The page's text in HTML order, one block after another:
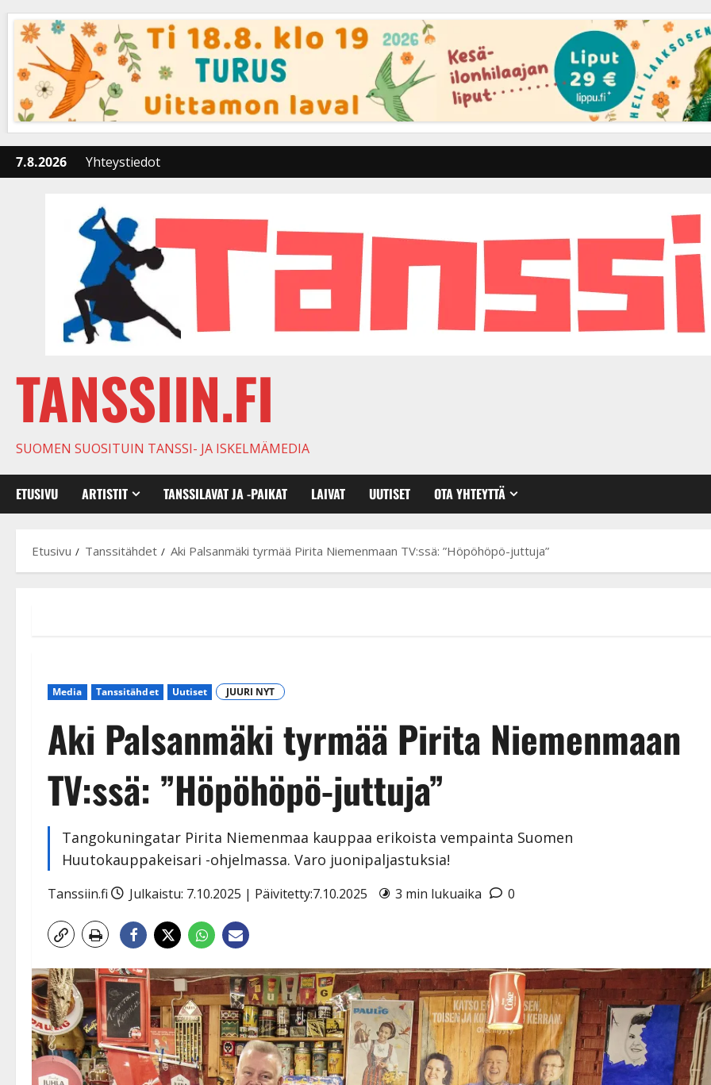
content
7.8.2026 Yhteystiedot
TANSSIIN.FI
SUOMEN SUOSITUIN TANSSI- JA ISKELMÄMEDIA
ETUSIVU ARTISTIT TANSSILAVAT JA -PAIKAT LAIVAT UUTISET OTA YHTEYTTÄ
Etusivu Tanssitähdet Aki Palsanmäki tyrmää Pirita Niemenmaan TV:ssä: ”Höpöhöpö-juttuja”
Media Tanssitähdet Uutiset JUURI NYT
Aki Palsanmäki tyrmää Pirita Niemenmaan
TV:ssä: ”Höpöhöpö-juttuja”
Tangokuningatar Pirita Niemenmaa kauppaa erikoista vempainta Suomen
Huutokauppakeisari -ohjelmassa. Varo juonipaljastuksia!
Tanssiin.fi Julkaistu: 7.10.2025 | Päivitetty:7.10.2025 3 min lukuaika 0